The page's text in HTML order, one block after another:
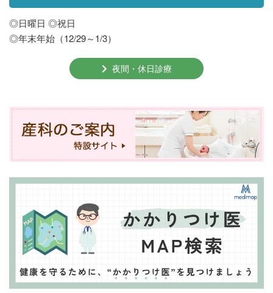
◎日曜日 ◎祝日
◎年末年始（12/29～1/3）
夜間・休日診療